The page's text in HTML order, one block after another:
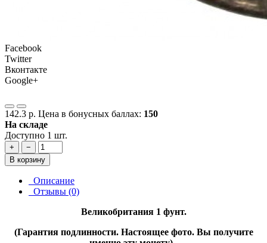
Facebook
Twitter
Вконтакте
Google+
142.3 р. Цена в бонусных баллах: 150
На складе
Доступно 1 шт.
+
−
В корзину
Описание
Отзывы (0)
Великобритания 1 фунт.
(Гарантия подлинности. Настоящее фото. Вы получите